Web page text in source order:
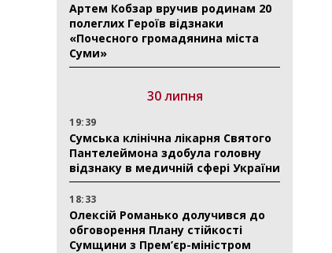
Артем Кобзар вручив родинам 20
полеглих Героїв відзнаки
«Почесного громадянина міста
Суми»
30 липня
19:39
Сумська клінічна лікарня Святого
Пантелеймона здобула головну
відзнаку в медичній сфері України
18:33
Олексій Романько долучився до
обговорення Плану стійкості
Сумщини з Прем’єр-міністром